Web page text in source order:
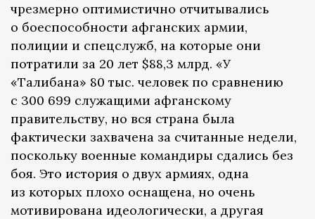
чрезмерно оптимистично отчитывались
о боеспособности афганских армии,
полиции и спецслужб, на которые они
потратили за 20 лет $88,3 млрд. «У
«Талибана» 80 тыс. человек по сравнению
с 300 699 служащими афганскому
правительству, но вся страна была
фактически захвачена за считанные недели,
поскольку военные командиры сдались без
боя. Это история о двух армиях, одна
из которых плохо оснащена, но очень
мотивирована идеологически, а другая